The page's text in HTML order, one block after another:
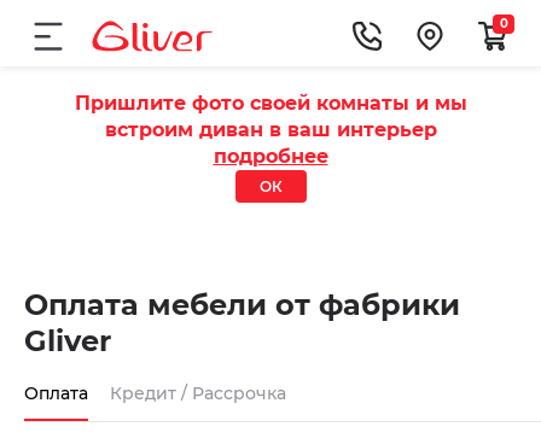
0
Пришлите фото своей комнаты и мы
встроим диван в ваш интерьер
подробнее
ОК
Оплата мебели от фабрики
Gliver
Оплата Кредит / Рассрочка